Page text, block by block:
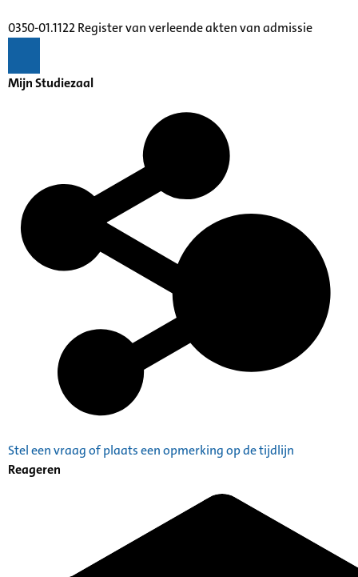
0350-01.1122 Register van verleende akten van admissie
Mijn Studiezaal
Stel een vraag of plaats een opmerking op de tijdlijn
Reageren